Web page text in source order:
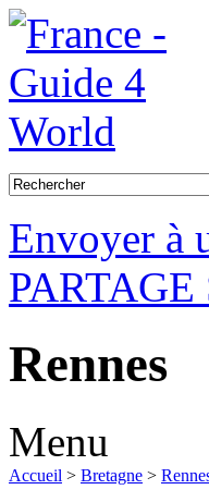
Envoyer à
Rennes
Menu
Accueil > Bretagne >